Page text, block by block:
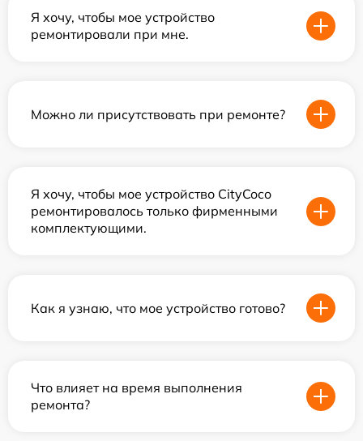
Я хочу, чтобы мое устройство
ремонтировали при мне.
Можно ли присутствовать при ремонте?
Я хочу, чтобы мое устройство CityCoco
ремонтировалось только фирменными
комплектующими.
Как я узнаю, что мое устройство готово?
Что влияет на время выполнения
ремонта?